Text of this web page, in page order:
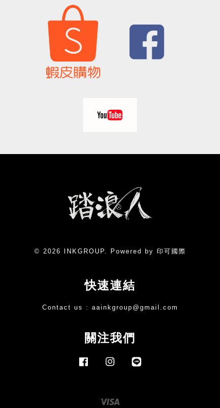
© 2026 INKGROUP. Powered by 印可國際
快速連結
Contact us : aainkgroup@gmail.com
關注我們
FacebookInstagram